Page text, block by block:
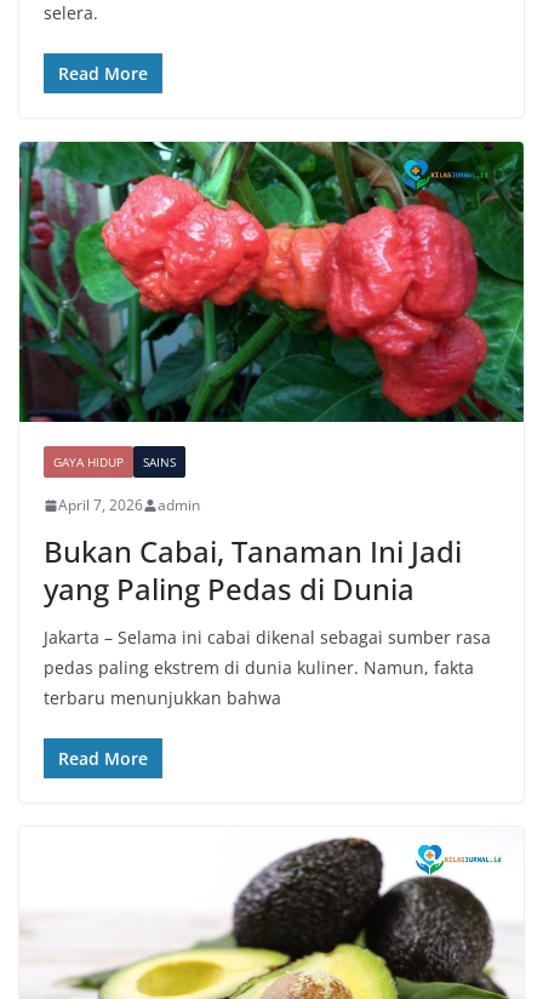
selera.
Read More
GAYA HIDUP SAINS
April 7, 2026 admin
Bukan Cabai, Tanaman Ini Jadi
yang Paling Pedas di Dunia
Jakarta – Selama ini cabai dikenal sebagai sumber rasa
pedas paling ekstrem di dunia kuliner. Namun, fakta
terbaru menunjukkan bahwa
Read More